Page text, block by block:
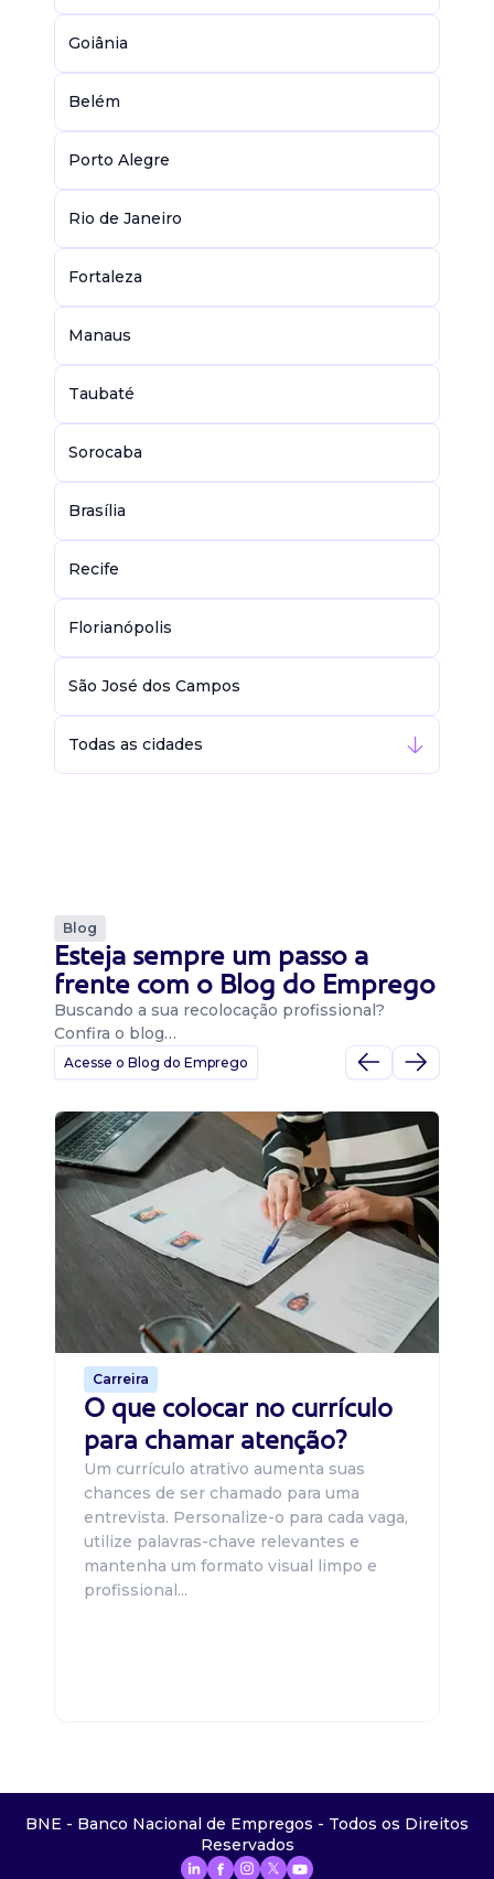
Goiânia
Belém
Porto Alegre
Rio de Janeiro
Fortaleza
Manaus
Taubaté
Sorocaba
Brasília
Recife
Florianópolis
São José dos Campos
Todas as cidades
Blog
Esteja sempre um passo a
frente com o Blog do Emprego
Buscando a sua recolocação profissional?
Confira o blog…
Acesse o Blog do Emprego
Carreira
O que colocar no currículo
para chamar atenção?
Um currículo atrativo aumenta suas
chances de ser chamado para uma
entrevista. Personalize-o para cada vaga,
utilize palavras-chave relevantes e
mantenha um formato visual limpo e
profissional...
BNE - Banco Nacional de Empregos - Todos os Direitos
Reservados